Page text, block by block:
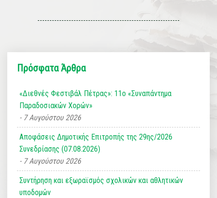
Πρόσφατα Άρθρα
«Διεθνές Φεστιβάλ Πέτρας»: 11ο «Συναπάντημα
Παραδοσιακών Χορών»
7 Αυγούστου 2026
Αποφάσεις Δημοτικής Επιτροπής της 29ης/2026
Συνεδρίασης (07.08.2026)
7 Αυγούστου 2026
Συντήρηση και εξωραϊσμός σχολικών και αθλητικών
υποδομών